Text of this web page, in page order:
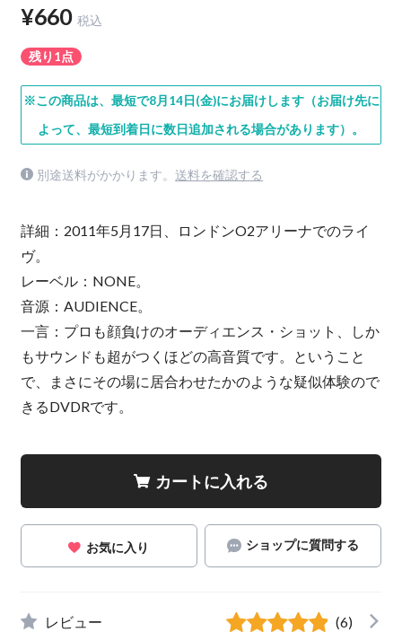
¥660 税込
残り1点
※この商品は、最短で8月14日(金)にお届けします（お届け先に
よって、最短到着日に数日追加される場合があります）。
別途送料がかかります。 送料を確認する
詳細：2011年5月17日、ロンドンO2アリーナでのライ
ヴ。
レーベル：NONE。
音源：AUDIENCE。
一言：プロも顔負けのオーディエンス・ショット、しか
もサウンドも超がつくほどの高音質です。ということ
で、まさにその場に居合わせたかのような疑似体験ので
きるDVDRです。
カートに入れる
お気に入り ショップに質問する
レビュー (6)